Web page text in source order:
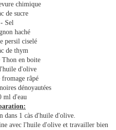
chimique
de sucre
- Sel
haché
persil ciselé
de thym
en boite
d'olive
râpé
dénoyautées
ml d'eau
dans 1 càs d'huile d'olive.
avec l'huile d'olive et travailler bien